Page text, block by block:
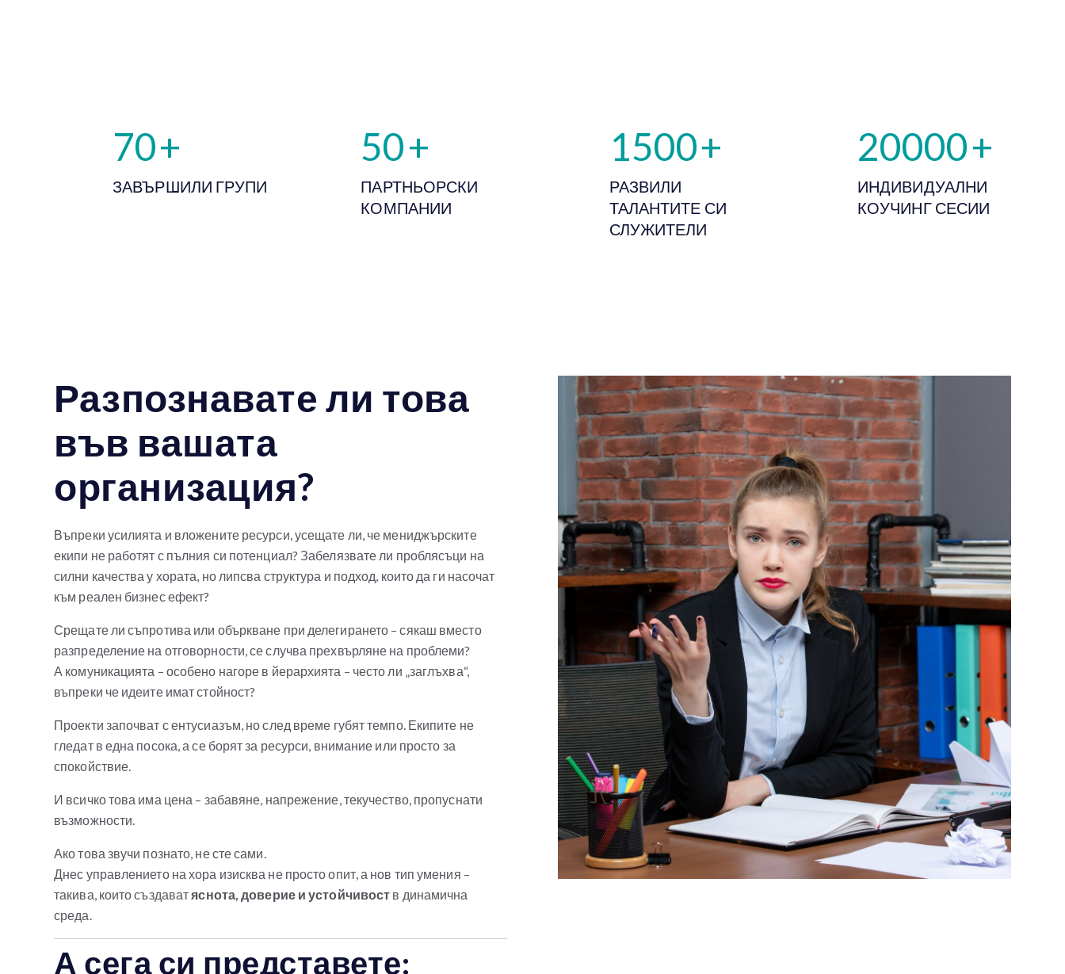
70+
ЗАВЪРШИЛИ ГРУПИ
50+
ПАРТНЬОРСКИ
КОМПАНИИ
1500+
РАЗВИЛИ
ТАЛАНТИТЕ СИ
СЛУЖИТЕЛИ
20000+
ИНДИВИДУАЛНИ
КОУЧИНГ СЕСИИ
Разпознавате ли това
във вашата
организация?
Въпреки усилията и вложените ресурси, усещате ли, че мениджърските
екипи не работят с пълния си потенциал? Забелязвате ли проблясъци на
силни качества у хората, но липсва структура и подход, които да ги насочат
към реален бизнес ефект?
Срещате ли съпротива или объркване при делегирането – сякаш вместо
разпределение на отговорности, се случва прехвърляне на проблеми?
А комуникацията – особено нагоре в йерархията – често ли „заглъхва“,
въпреки че идеите имат стойност?
Проекти започват с ентусиазъм, но след време губят темпо. Екипите не
гледат в една посока, а се борят за ресурси, внимание или просто за
спокойствие.
И всичко това има цена – забавяне, напрежение, текучество, пропуснати
възможности.
Ако това звучи познато, не сте сами.
Днес управлението на хора изисква не просто опит, а нов тип умения –
такива, които създаватяснота, доверие и устойчивост в динамична
среда.
А сега си представете: